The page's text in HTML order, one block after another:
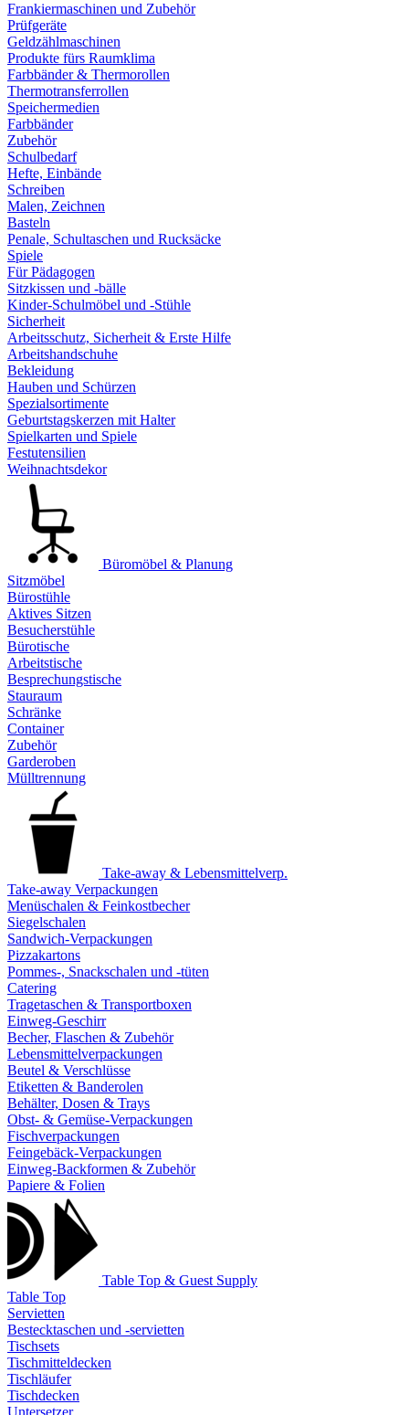
Frankiermaschinen und Zubehör
Prüfgeräte
Geldzählmaschinen
Produkte fürs Raumklima
Farbbänder & Thermorollen
Thermotransferrollen
Speichermedien
Farbbänder
Zubehör
Schulbedarf
Hefte, Einbände
Schreiben
Malen, Zeichnen
Basteln
Penale, Schultaschen und Rucksäcke
Spiele
Für Pädagogen
Sitzkissen und -bälle
Kinder-Schulmöbel und -Stühle
Sicherheit
Arbeitsschutz, Sicherheit & Erste Hilfe
Arbeitshandschuhe
Bekleidung
Hauben und Schürzen
Spezialsortimente
Geburtstagskerzen mit Halter
Spielkarten und Spiele
Festutensilien
Weihnachtsdekor
Büromöbel & Planung
Sitzmöbel
Bürostühle
Aktives Sitzen
Besucherstühle
Bürotische
Arbeitstische
Besprechungstische
Stauraum
Schränke
Container
Zubehör
Garderoben
Mülltrennung
Take-away & Lebensmittelverp.
Take-away Verpackungen
Menüschalen & Feinkostbecher
Siegelschalen
Sandwich-Verpackungen
Pizzakartons
Pommes-, Snackschalen und -tüten
Catering
Tragetaschen & Transportboxen
Einweg-Geschirr
Becher, Flaschen & Zubehör
Lebensmittelverpackungen
Beutel & Verschlüsse
Etiketten & Banderolen
Behälter, Dosen & Trays
Obst- & Gemüse-Verpackungen
Fischverpackungen
Feingebäck-Verpackungen
Einweg-Backformen & Zubehör
Papiere & Folien
Table Top & Guest Supply
Table Top
Servietten
Bestecktaschen und -servietten
Tischsets
Tischmitteldecken
Tischläufer
Tischdecken